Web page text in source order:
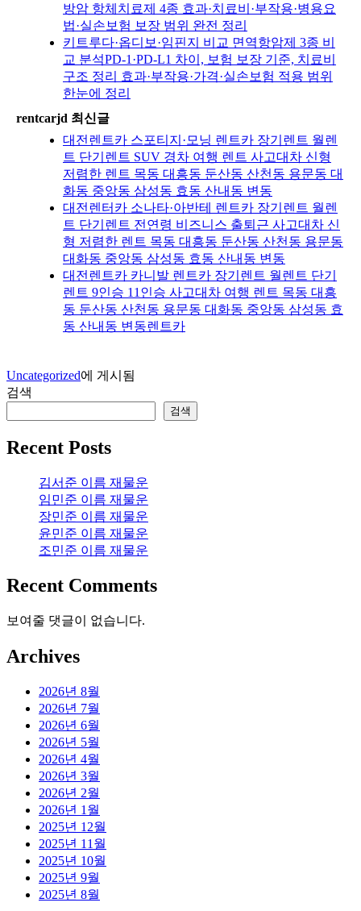
방암 항체치료제 4종 효과·치료비·부작용·병용요
법·실손보험 보장 범위 완전 정리
키트루다·옵디보·임핀지 비교 면역항암제 3종 비
교 분석PD-1·PD-L1 차이, 보험 보장 기준, 치료비
구조 정리 효과·부작용·가격·실손보험 적용 범위
한눈에 정리
rentcarjd 최신글
대전렌트카 스포티지·모닝 렌트카 장기렌트 월렌
트 단기렌트 SUV 경차 여행 렌트 사고대차 신형
저렴한 렌트 목동 대흥동 둔산동 산천동 용문동 대
화동 중앙동 삼성동 효동 산내동 변동
대전렌터카 소나타·아반테 렌트카 장기렌트 월렌
트 단기렌트 전연령 비즈니스 출퇴근 사고대차 신
형 저렴한 렌트 목동 대흥동 둔산동 산천동 용문동
대화동 중앙동 삼성동 효동 산내동 변동
대전렌트카 카니발 렌트카 장기렌트 월렌트 단기
렌트 9인승 11인승 사고대차 여행 렌트 목동 대흥
동 둔산동 산천동 용문동 대화동 중앙동 삼성동 효
동 산내동 변동렌트카
Uncategorized에 게시됨
검색
검색
Recent Posts
김서준 이름 재물운
임민준 이름 재물운
장민준 이름 재물운
윤민준 이름 재물운
조민준 이름 재물운
Recent Comments
보여줄 댓글이 없습니다.
Archives
2026년 8월
2026년 7월
2026년 6월
2026년 5월
2026년 4월
2026년 3월
2026년 2월
2026년 1월
2025년 12월
2025년 11월
2025년 10월
2025년 9월
2025년 8월